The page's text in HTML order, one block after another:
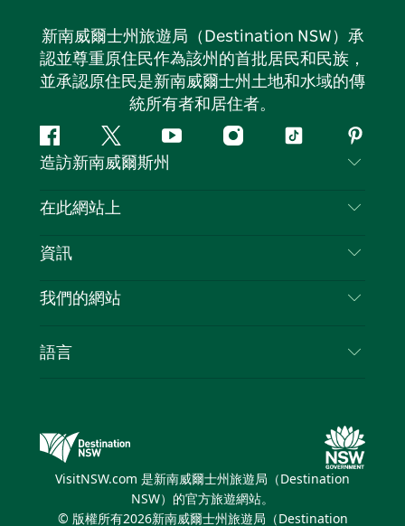
新南威爾士州旅遊局（Destination NSW）承
認並尊重原住民作為該州的首批居民和民族，
並承認原住民是新南威爾士州土地和水域的傳
統所有者和居住者。
Facebook嘰
嘰
喳
Youtube Instagram
抖
造訪新南威爾斯州
聯絡我們
隱私
Cookie 通知
在此網站上
目的地
新南威爾斯州公路旅行
活動
資訊
旅行資訊
新南威爾斯的商業
我們的網站
新南威爾士州旅遊局（Destination NSW）媒體中
繽紛悉尼燈光音樂節
語言
VisitNSW.com 是新南威爾士州旅遊局（Destination
NSW）的官方旅遊網站。
© 版權所有2026新南威爾士州旅遊局（Destination